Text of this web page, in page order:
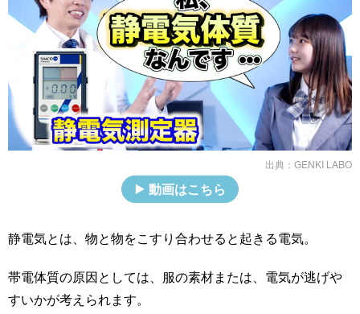
出典： GENKI LABO
動画はこちら
静電気とは、物と物をこすり合わせると起きる電気。
帯電体質の原因としては、服の素材または、電気が逃げや
すいかが考えられます。